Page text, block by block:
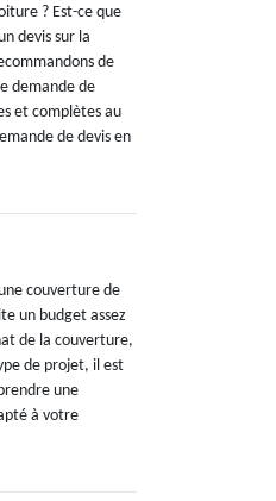
? Est-ce que
devis sur la
de
demande de
et complètes au
de devis en
couverture de
un budget assez
de la couverture,
de projet, il est
une
à votre